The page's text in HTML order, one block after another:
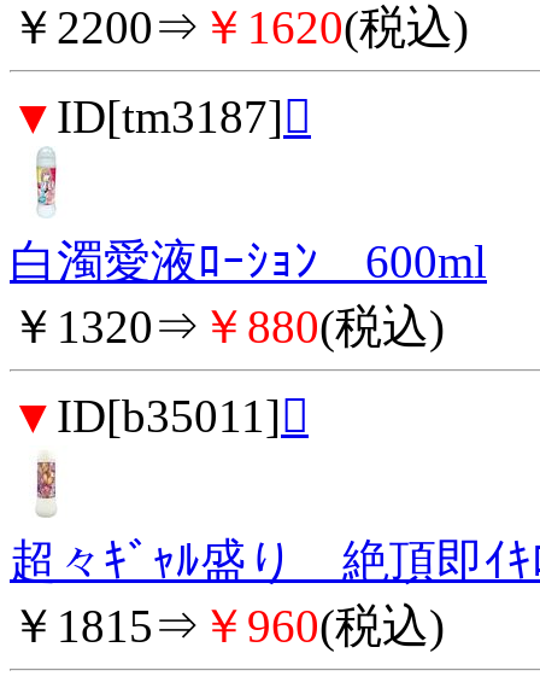
￥2200⇒ ￥1620(税込)
▼ ID[tm3187]
白濁愛液ﾛｰｼｮﾝ 600ml
￥1320⇒ ￥880(税込)
▼ ID[b35011]
超々ｷﾞｬﾙ盛り 絶頂即ｲ
￥1815⇒ ￥960(税込)